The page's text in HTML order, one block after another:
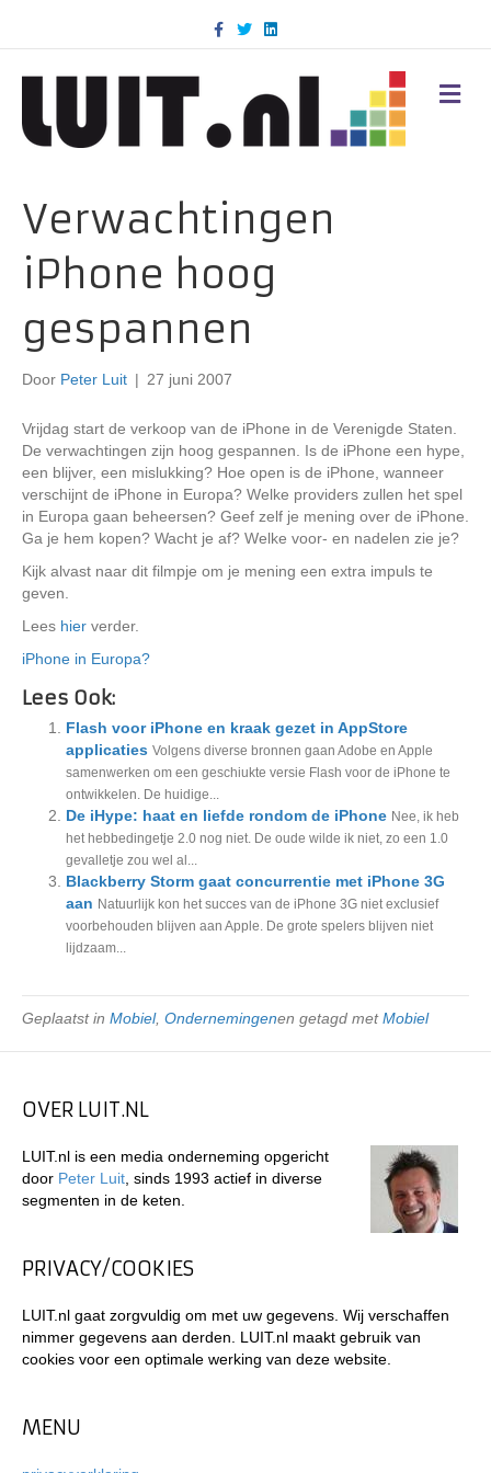
c
k
T
w
i
n
d
M
E
Verwachtingen
iPhone hoog
gespannen
Door Peter Luit | 27 juni 2007
Vrijdag start de verkoop van de iPhone in de Verenigde Staten.
De verwachtingen zijn hoog gespannen. Is de iPhone een hype,
een blijver, een mislukking? Hoe open is de iPhone, wanneer
verschijnt de iPhone in Europa? Welke providers zullen het spel
in Europa gaan beheersen? Geef zelf je mening over de iPhone.
Ga je hem kopen? Wacht je af? Welke voor- en nadelen zie je?
Kijk alvast naar dit filmpje om je mening een extra impuls te
geven.
Lees hier verder.
iPhone in Europa?
Lees Ook:
Flash voor iPhone en kraak gezet in AppStore
applicaties Volgens diverse bronnen gaan Adobe en Apple
samenwerken om een geschiukte versie Flash voor de iPhone te
ontwikkelen. De huidige...
De iHype: haat en liefde rondom de iPhone Nee, ik heb
het hebbedingetje 2.0 nog niet. De oude wilde ik niet, zo een 1.0
gevalletje zou wel al...
Blackberry Storm gaat concurrentie met iPhone 3G
aan Natuurlijk kon het succes van de iPhone 3G niet exclusief
voorbehouden blijven aan Apple. De grote spelers blijven niet
lijdzaam...
Geplaatst in Mobiel, Ondernemingenen getagd metMobiel
OVER LUIT.NL
LUIT.nl is een media onderneming opgericht
door Peter Luit , sinds 1993 actief in diverse
segmenten in de keten.
PRIVACY/COOKIES
LUIT.nl gaat zorgvuldig om met uw gegevens. Wij verschaffen
nimmer gegevens aan derden. LUIT.nl maakt gebruik van
cookies voor een optimale werking van deze website.
MENU